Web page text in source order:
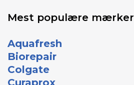
Mest populære mærker
Aquafresh
Biorepair
Colgate
Curaprox